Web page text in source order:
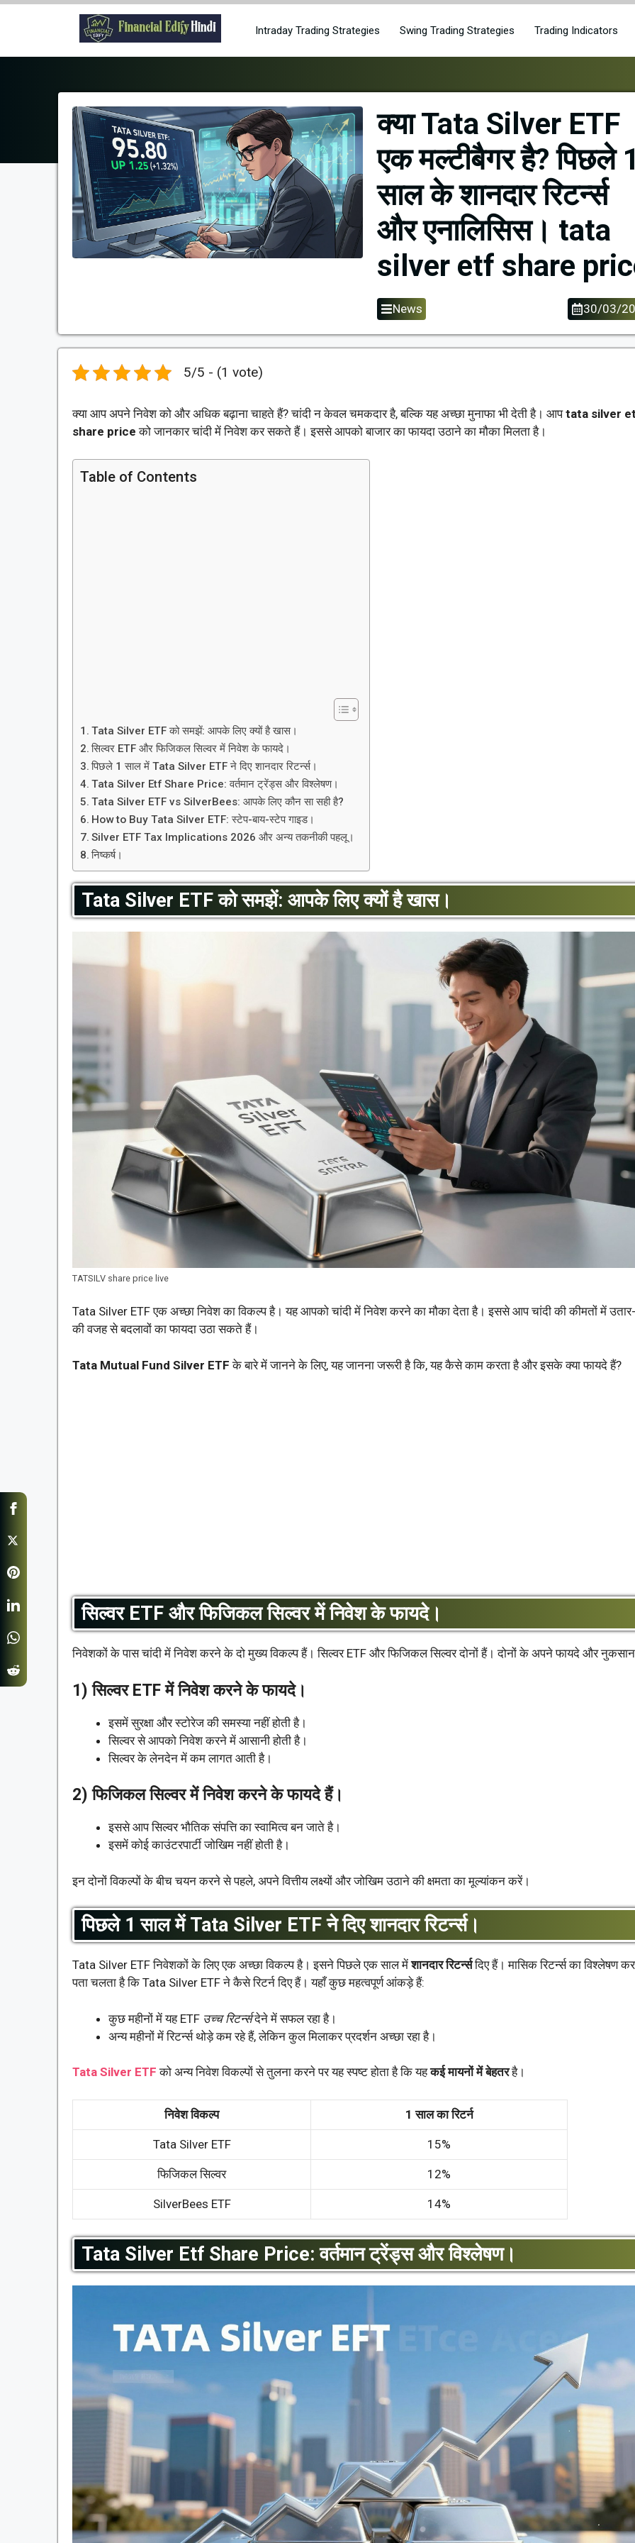
Skip
Intraday Trading Strategies Swing Trading Strategies Trading Indicators
क्या Tata Silver ETF
एक मल्टीबैगर है? पिछले
साल के शानदार रिटर्न्स
और एनालिसिस। tata
silver etf share
News 30/03/
5/5 - (1 vote)
क्या आप अपने निवेश को और अधिक बढ़ाना चाहते हैं? चांदी न केवल चमकदार है, बल्कि यह अच्छा मुनाफा भी देती है। आपtata silver
share price को जानकार चांदी में निवेश कर सकते हैं। इससे आपको बाजार का फायदा उठाने का मौका मिलता है।
Table of Contents
Tata Silver ETF को समझें: आपके लिए क्यों है खास।
सिल्वर ETF और फिजिकल सिल्वर में निवेश के फायदे।
पिछले 1 साल में Tata Silver ETF ने दिए शानदार रिटर्न्स।
Tata Silver Etf Share Price: वर्तमान ट्रेंड्स और विश्लेषण।
Tata Silver ETF vs SilverBees: आपके लिए कौन सा सही है?
How to Buy Tata Silver ETF: स्टेप-बाय-स्टेप गाइड।
Silver ETF Tax Implications 2026 और अन्य तकनीकी पहलू।
निष्कर्ष।
Tata Silver ETF को समझें: आपके लिए क्यों है खास।
TATSILV share price live
Tata Silver ETF एक अच्छा निवेश का विकल्प है। यह आपको चांदी में निवेश करने का मौका देता है। इससे आप चांदी की कीमतों में
की वजह से बदलावों का फायदा उठा सकते हैं।
Tata Mutual Fund Silver ETF के बारे में जानने के लिए, यह जानना जरूरी है कि, यह कैसे काम करता है और इसके क्या फायदे हैं?
सिल्वर ETF और फिजिकल सिल्वर में निवेश के फायदे।
निवेशकों के पास चांदी में निवेश करने के दो मुख्य विकल्प हैं। सिल्वर ETF और फिजिकल सिल्वर दोनों हैं। दोनों के अपने फायदे और
1) सिल्वर ETF में निवेश करने के फायदे।
इसमें सुरक्षा और स्टोरेज की समस्या नहीं होती है।
सिल्वर से आपको निवेश करने में आसानी होती है।
सिल्वर के लेनदेन में कम लागत आती है।
2) फिजिकल सिल्वर में निवेश करने के फायदे हैं।
इससे आप सिल्वर भौतिक संपत्ति का स्वामित्व बन जाते है।
इसमें कोई काउंटरपार्टी जोखिम नहीं होती है।
इन दोनों विकल्पों के बीच चयन करने से पहले, अपने वित्तीय लक्ष्यों और जोखिम उठाने की क्षमता का मूल्यांकन करें।
पिछले 1 साल में Tata Silver ETF ने दिए शानदार रिटर्न्स।
Tata Silver ETF निवेशकों के लिए एक अच्छा विकल्प है। इसने पिछले एक साल मेंशानदार रिटर्न्सदिए हैं। मासिक रिटर्न्स का विश्लेषण
पता चलता है कि Tata Silver ETF ने कैसे रिटर्न दिए हैं। यहाँ कुछ महत्वपूर्ण आंकड़े हैं:
कुछ महीनों में यह ETF उच्च रिटर्न्सदेने में सफल रहा है।
अन्य महीनों में रिटर्न्स थोड़े कम रहे हैं, लेकिन कुल मिलाकर प्रदर्शन अच्छा रहा है।
Tata Silver ETF को अन्य निवेश विकल्पों से तुलना करने पर यह स्पष्ट होता है कि यहकई मायनों में बेहतरहै।
निवेश विकल्प 1 साल का रिटर्न
Tata Silver ETF 15%
फिजिकल सिल्वर 12%
SilverBees ETF 14%
Tata Silver Etf Share Price: वर्तमान ट्रेंड्स और विश्लेषण।